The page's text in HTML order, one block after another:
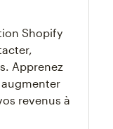
Shopify
Apprenez
revenus à